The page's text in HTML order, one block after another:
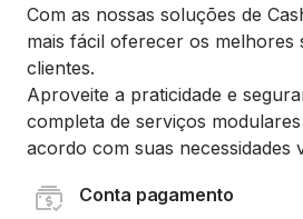
Com as nossas soluções de
mais fácil oferecer os melhores
clientes.
Aproveite a praticidade e
completa de serviços
acordo com suas necessidades
Conta pagamento